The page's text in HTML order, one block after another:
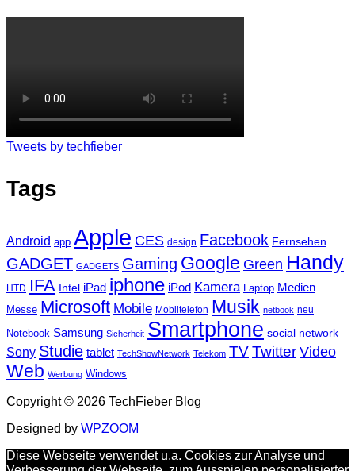
Tweets by techfieber
Tags
Android app Apple CES design Facebook Fernsehen
GADGET GADGETS Gaming Google Green Handy
HTD IFA Intel iPad iphone iPod Kamera Laptop Medien
Messe Microsoft Mobile Mobiltelefon Musik netbook neu
Notebook Samsung Sicherheit Smartphone social network
Sony Studie tablet TechShowNetwork Telekom TVTwitter Video
Web Werbung Windows
Copyright © 2026 TechFieber Blog
Designed by WPZOOM
Diese Webseite verwendet u.a. Cookies zur Analyse und